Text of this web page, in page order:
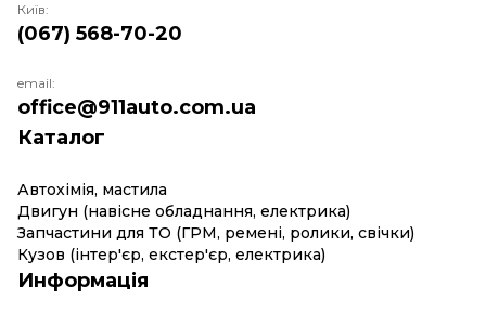
Каталог
Автохімія, мастила
Двигун (навісне обладнання, електрика)
Запчастини для ТО (ГРМ, ремені, ролики, свічки)
Кузов (інтер'єр, екстер'єр, електрика)
Информація
Київ:
(067) 568-70-20
email:
office@911auto.com.ua